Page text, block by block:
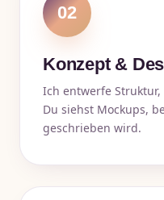
02
Konzept &
Ich entwerfe Struktur,
Du siehst Mockups,
geschrieben wird.